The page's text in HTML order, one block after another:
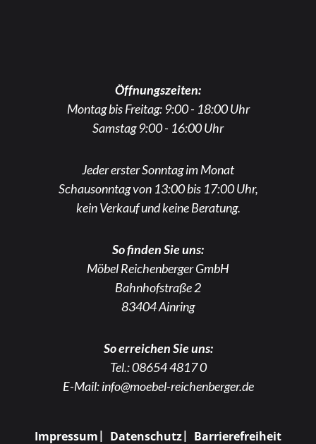
Öffnungszeiten:
Montag bis Freitag: 9:00 - 18:00 Uhr
Samstag 9:00 - 16:00 Uhr
Jeder erster Sonntag im Monat
Schausonntag von 13:00 bis 17:00 Uhr,
kein Verkauf und keine Beratung.
So finden Sie uns:
Möbel Reichenberger GmbH
Bahnhofstraße 2
83404 Ainring
So erreichen Sie uns:
Tel.:08654 4817 0
E-Mail:info@moebel-reichenberger.de
Impressum Datenschutz Barrierefreiheit